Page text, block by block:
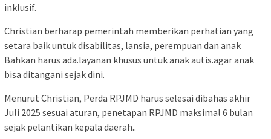
inklusif.
Christian berharap pemerintah memberikan perhatian yang
setara baik untuk disabilitas, lansia, perempuan dan anak
Bahkan harus ada.layanan khusus untuk anak autis.agar anak
bisa ditangani sejak dini.
Menurut Christian, Perda RPJMD harus selesai dibahas akhir
Juli 2025 sesuai aturan, penetapan RPJMD maksimal 6 bulan
sejak pelantikan kepala daerah..